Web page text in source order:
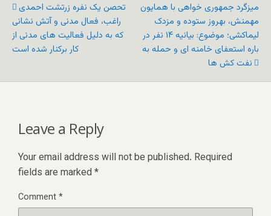
تحصن یک نفره زرتشت احمدی
راغب، فعال مدنی و آتش نشانی
که به دلیل فعالیت های مدنی از
کار برکنار شده است
میزگرد جمهوری خواهی با همایون
مهمنش، بهروز ستوده و مزدک
لیماکشی؛ موضوع: بیانیه ۱۴ نفر در
باره استعفای خامنه ای و حمله به
نفت کش ها
Leave a Reply
Your email address will not be published. Required
fields are marked *
Comment*